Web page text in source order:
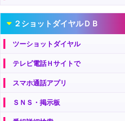
２ショットダイヤルＤＢ
ツーショットダイヤル
テレビ電話Ｈサイトで
スマホ通話アプリ
ＳＮＳ・掲示板